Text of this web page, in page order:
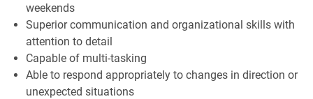
weekends
Superior communication and organizational skills with
attention to detail
Capable of multi-tasking
Able to respond appropriately to changes in direction or
unexpected situations